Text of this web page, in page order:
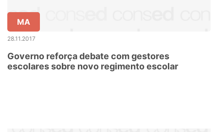
MA
28.11.2017
Governo reforça debate com gestores
escolares sobre novo regimento escolar